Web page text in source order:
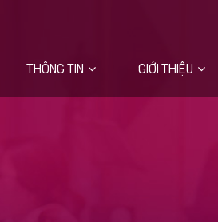
THÔNG TIN GIỚI THIỆU